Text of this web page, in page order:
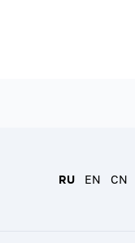
RU EN CN